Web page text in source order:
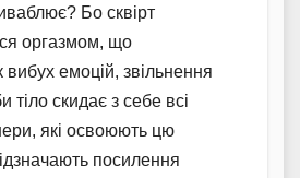
Бо сквірт
оргазмом, що
вибух емоцій, звільнення
тіло скидає з себе всі
які освоюють цю
посилення